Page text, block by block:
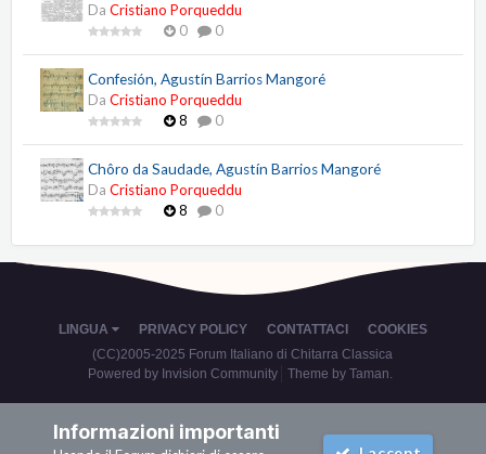
Da Cristiano Porqueddu
0
0
Confesión, Agustín Barrios Mangoré
Da Cristiano Porqueddu
8
0
Chôro da Saudade, Agustín Barrios Mangoré
Da Cristiano Porqueddu
8
0
LINGUA PRIVACY POLICY CONTATTACI
COOKIES
(CC)2005-2025 Forum Italiano di Chitarra Classica
Powered by Invision Community
Theme by Taman.
Informazioni importanti